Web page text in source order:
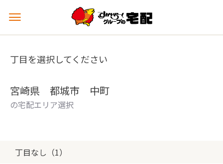
メ
ュ
を
丁目を選択してください
宮崎県 都城市 中町
の宅配エリア選択
丁目なし（1）